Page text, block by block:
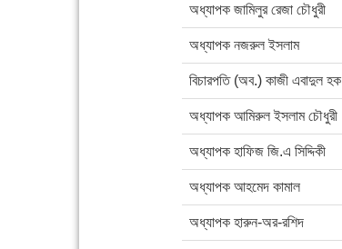
অধ্যাপক জামিলুর রেজা চৌধুরী
অধ্যাপক নজরুল ইসলাম
বিচারপতি (অব.) কাজী এবাদুল হক
অধ্যাপক আমিরুল ইসলাম চৌধুরী
অধ্যাপক হাফিজ জি.এ সিদ্দিকী
অধ্যাপক আহমেদ কামাল
অধ্যাপক হারুন-অর-রশিদ